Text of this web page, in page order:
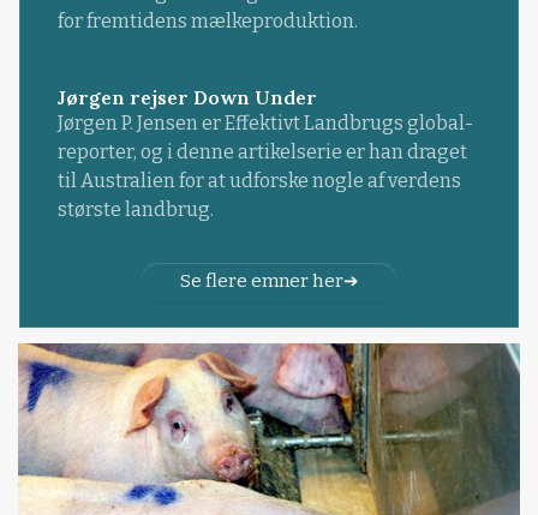
for fremtidens mælkeproduktion.
Jørgen rejser Down Under
Jørgen P. Jensen er Effektivt Landbrugs global-
reporter, og i denne artikelserie er han draget
til Australien for at udforske nogle af verdens
største landbrug.
Se flere emner her